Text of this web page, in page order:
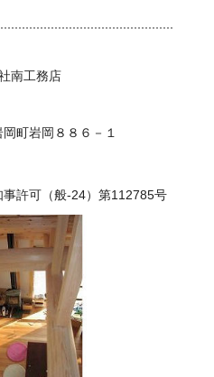
南工務店
町岩岡８８６－１
許可（般-24）第112785号